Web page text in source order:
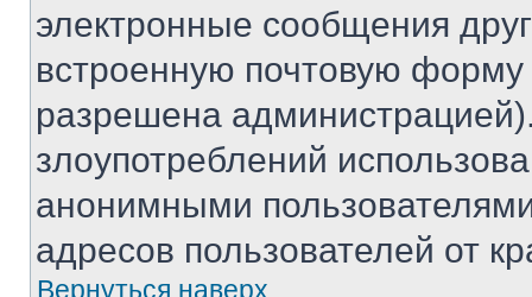
электронные сообщения
встроенную почтовую
разрешена
злоупотреблений
анонимными
адресов пользователей от
Вернуться наверх